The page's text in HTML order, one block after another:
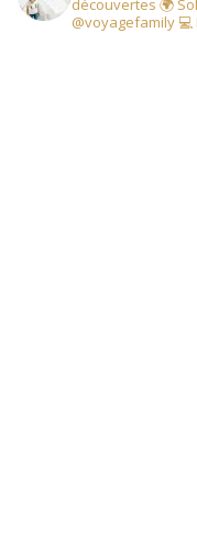
découvertes 🌍
@voyagefamily 💻